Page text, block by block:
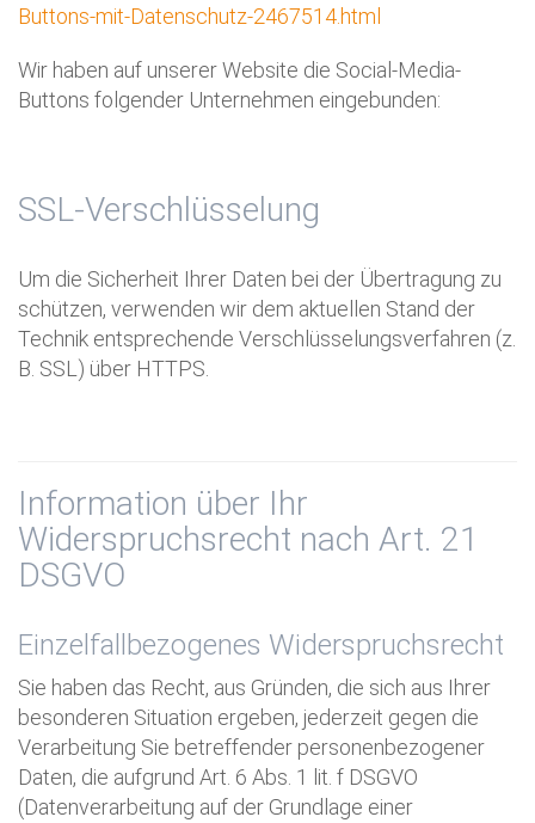
Buttons-mit-Datenschutz-2467514.html
Wir haben auf unserer Website die Social-Media-
Buttons folgender Unternehmen eingebunden:
SSL-Verschlüsselung
Um die Sicherheit Ihrer Daten bei der Übertragung zu
schützen, verwenden wir dem aktuellen Stand der
Technik entsprechende Verschlüsselungsverfahren (z.
B. SSL) über HTTPS.
Information über Ihr
Widerspruchsrecht nach Art. 21
DSGVO
Einzelfallbezogenes Widerspruchsrecht
Sie haben das Recht, aus Gründen, die sich aus Ihrer
besonderen Situation ergeben, jederzeit gegen die
Verarbeitung Sie betreffender personenbezogener
Daten, die aufgrund Art. 6 Abs. 1 lit. f DSGVO
(Datenverarbeitung auf der Grundlage einer